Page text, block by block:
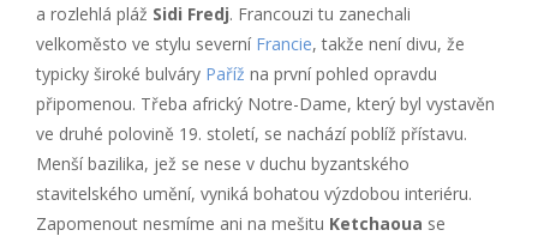
a rozlehlá pláž Sidi Fredj. Francouzi tu zanechali
velkoměsto ve stylu severní Francie, takže není divu, že
typicky široké bulváry Paříž na první pohled opravdu
připomenou. Třeba africký Notre-Dame, který byl vystavěn
ve druhé polovině 19. století, se nachází poblíž přístavu.
Menší bazilika, jež se nese v duchu byzantského
stavitelského umění, vyniká bohatou výzdobou interiéru.
Zapomenout nesmíme ani na mešitu Ketchaoua se